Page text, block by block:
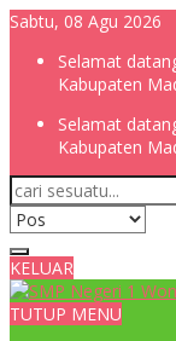
Sabtu, 08 Agu 2026
Selamat
Kabupaten
Selamat
Kabupaten
KELUAR
TUTUP MENU